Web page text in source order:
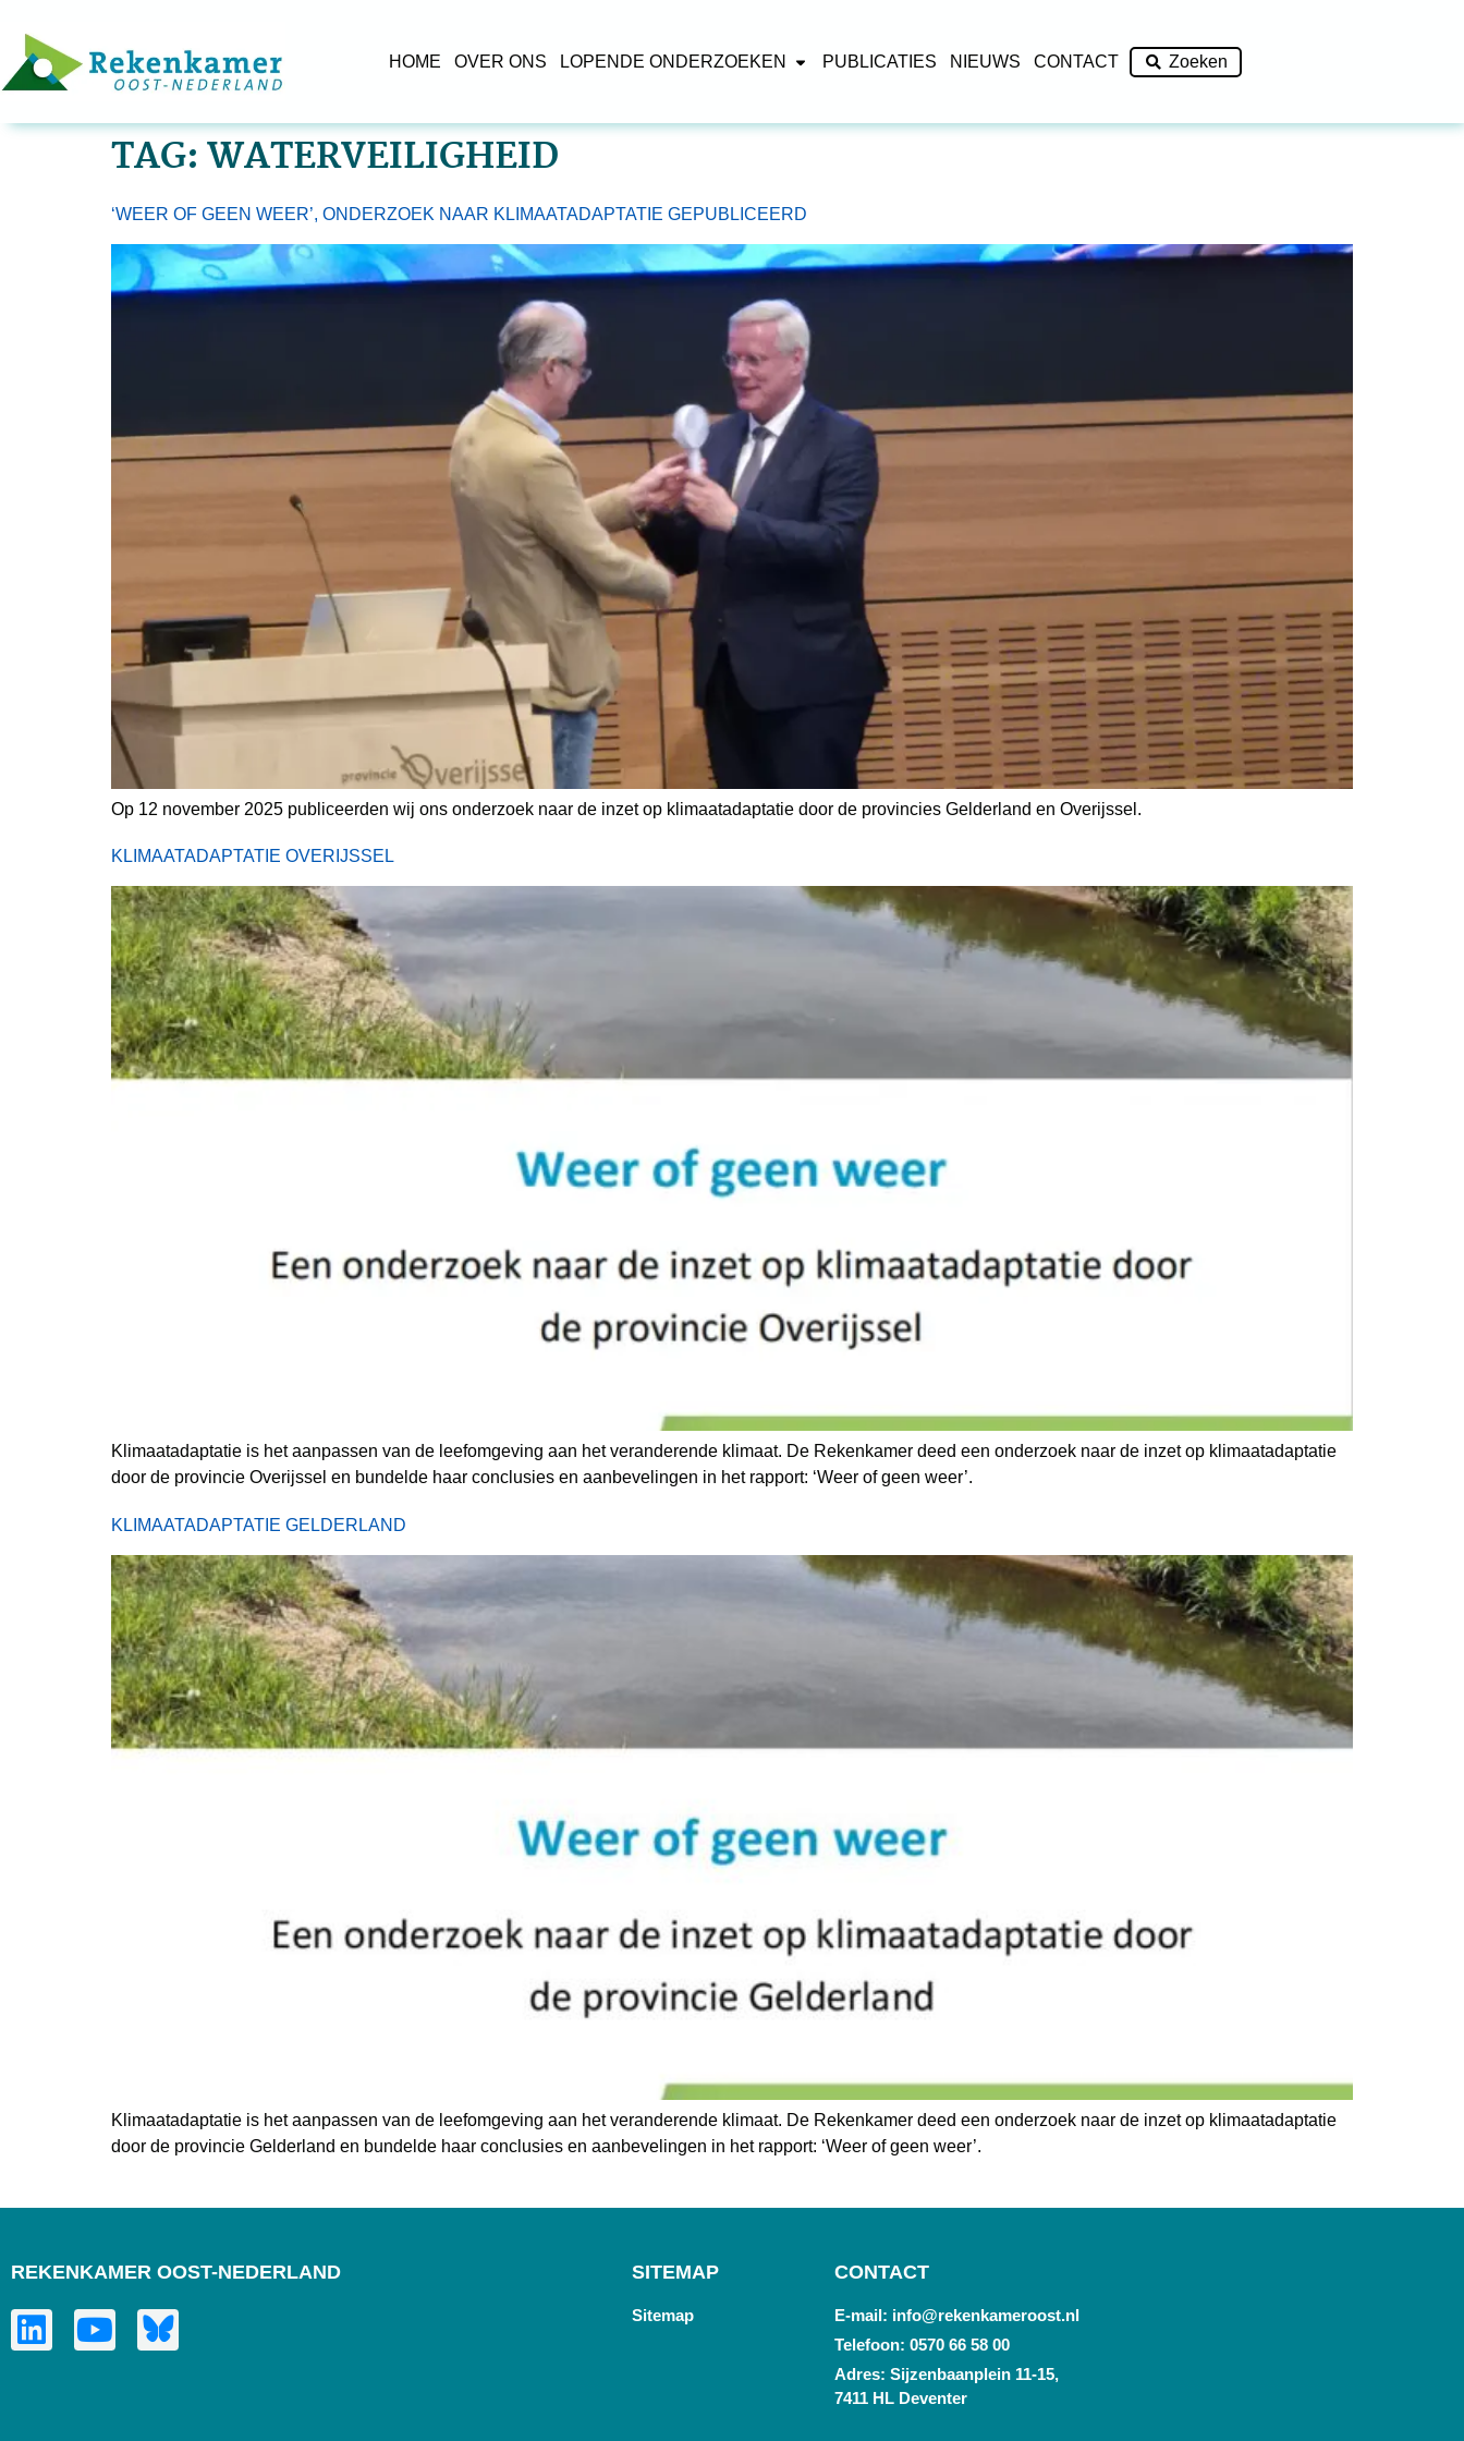
HOME OVER ONS LOPENDE ONDERZOEKEN PUBLICATIES NIEUWS CONTACT Zoeken
TAG:WATERVEILIGHEID
‘WEER OF GEEN WEER’, ONDERZOEK NAAR KLIMAATADAPTATIE GEPUBLICEERD
Op 12 november 2025 publiceerden wij ons onderzoek naar de inzet op klimaatadaptatie door de provincies Gelderland en Overijssel.
KLIMAATADAPTATIE OVERIJSSEL
Klimaatadaptatie is het aanpassen van de leefomgeving aan het veranderende klimaat. De Rekenkamer deed een onderzoek naar de inzet op klimaatadaptatie
door de provincie Overijssel en bundelde haar conclusies en aanbevelingen in het rapport: ‘Weer of geen weer’.
KLIMAATADAPTATIE GELDERLAND
Klimaatadaptatie is het aanpassen van de leefomgeving aan het veranderende klimaat. De Rekenkamer deed een onderzoek naar de inzet op klimaatadaptatie
door de provincie Gelderland en bundelde haar conclusies en aanbevelingen in het rapport: ‘Weer of geen weer’.
REKENKAMER OOST-NEDERLAND SITEMAP
Sitemap
CONTACT
E-mail: info@rekenkameroost.nl
Telefoon: 0570 66 58 00
Adres: Sijzenbaanplein 11-15,
7411 HL Deventer